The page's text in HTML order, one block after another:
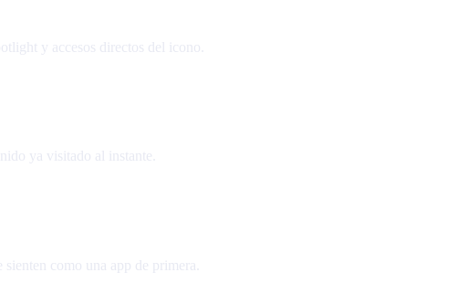
y accesos directos del icono.
ya visitado al instante.
como una app de primera.